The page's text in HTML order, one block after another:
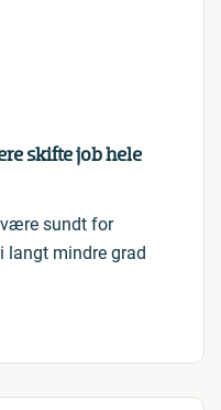
skifte job hele
sundt for
langt mindre grad